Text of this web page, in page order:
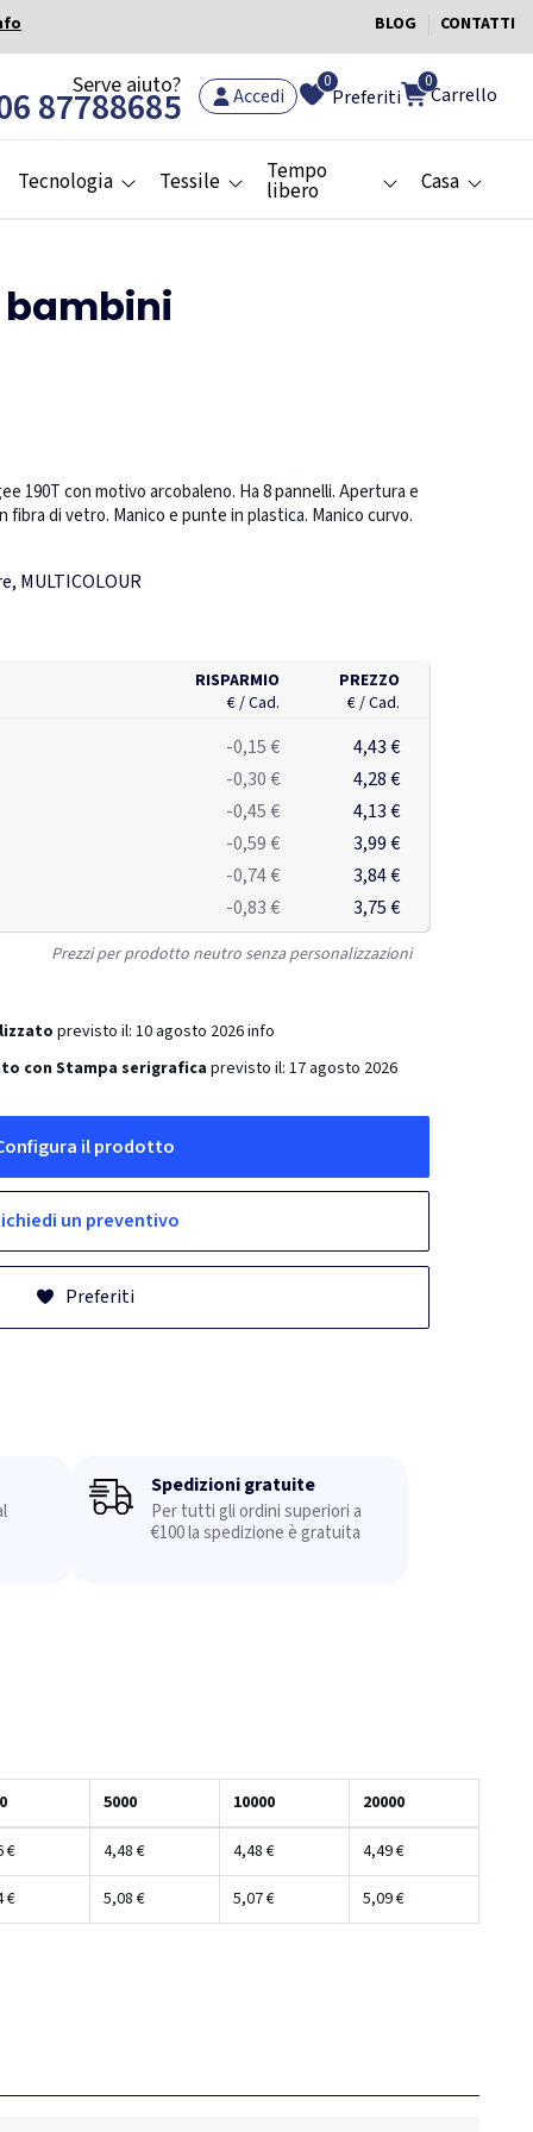
BLOG CONTATTI
Serve aiuto?
87788685 Accedi Preferiti
0 0
Carrello
Tecnologia Tessile Tempo
libero Casa
190T con motivo arcobaleno. Ha 8 pannelli. Apertura e
fibra di vetro. Manico e punte in plastica. Manico curvo.
MULTICOLOUR
RISPARMIO
€ / Cad.
PREZZO
€ / Cad.
-0,15 €
4,43 €
-0,30 €
4,28 €
-0,45 €
4,13 €
-0,59 €
3,99 €
-0,74 €
3,84 €
-0,83 €
3,75 €
Prezzi per prodotto neutro senza personalizzazioni
previsto il: 10 agosto 2026info
con Stampa serigrafica previsto il: 17 agosto 2026
il prodotto
un preventivo
Preferiti
Spedizioni gratuite
Per tutti gli ordini superiori a
€100 la spedizione è gratuita
5000 10000 20000
€ 4,48 € 4,48 €
4,49 €
€
5,08 € 5,07 € 5,09 €